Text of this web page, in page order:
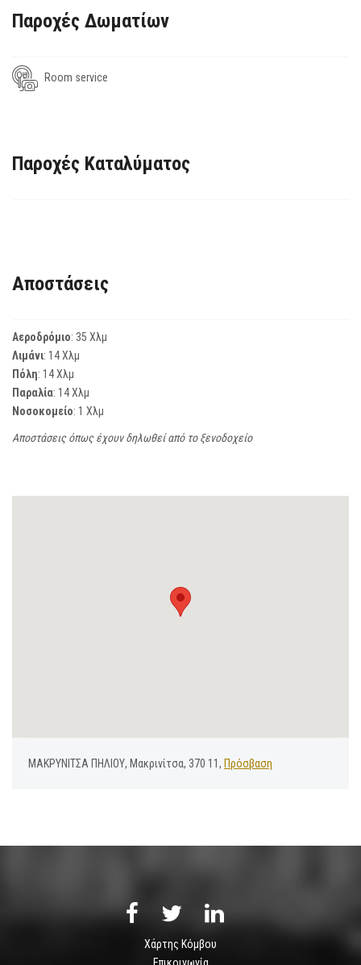
Παροχές Δωματίων
Room service
Παροχές Καταλύματος
Αποστάσεις
Αεροδρόμιο: 35 Χλμ
Λιμάνι: 14 Χλμ
Πόλη: 14 Χλμ
Παραλία: 14 Χλμ
Νοσοκομείο: 1 Χλμ
Αποστάσεις όπως έχουν δηλωθεί από το ξενοδοχείο
ΜΑΚΡΥΝΙΤΣΑ ΠΗΛΙΟΥ, Μακρινίτσα, 370 11, Πρόσβαση
Χάρτης Κόμβου
Επικοινωνία